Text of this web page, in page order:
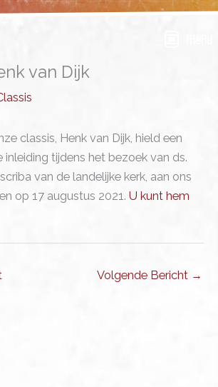
van Dijk
classis, Henk van Dijk, hield een
inleiding tijdens het bezoek van ds.
van de landelijke kerk, aan ons
op 17 augustus 2021. U kunt hem
Volgende Bericht →